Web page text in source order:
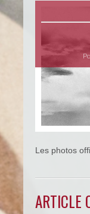
Les photos
ARTICLE